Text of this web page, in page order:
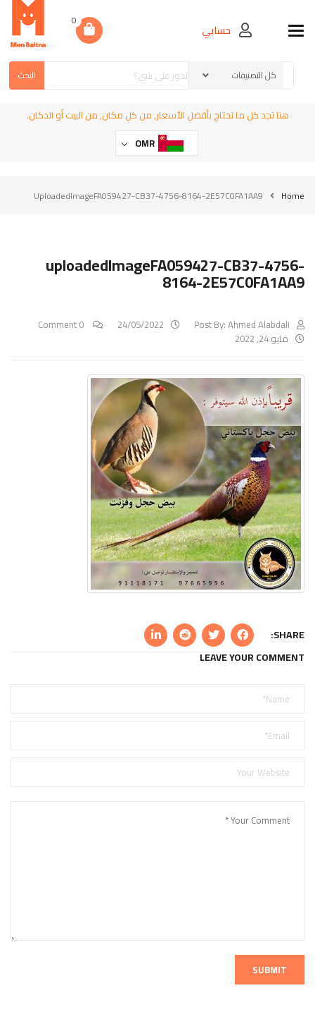
Toggle navigationحسابي
0
البحث
هنا تجد كل ما تحتاج بأفضل الأسعار, من كل مكان, من البيت أو الدكان.
OMR
Home
UploadedImageFA059427-CB37-4756-8164-2E57C0FA1AA9
uploadedImageFA059427-CB37-4756-
8164-2E57C0FA1AA9
Post By:Ahmed Alabdali
24/05/2022
مايو 24, 2022
SHARE:
LEAVE YOUR COMMENT
SUBMIT